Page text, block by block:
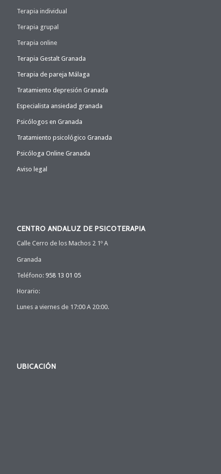
Terapia individual
Terapia grupal
Terapia online
Terapia Gestalt Granada
Terapia de pareja Málaga
Tratamiento depresión Granada
Especialista ansiedad granada
Psicólogos en Granada
Tratamiento psicológico Granada
Psicóloga Online Granada
Aviso legal
CENTRO ANDALUZ DE PSICOTERAPIA
Calle Cerro de los Machos 2 1º A
Granada
Teléfono: 958 13 01 05
Horario:
Lunes a viernes de 17:00 A 20:00.
UBICACIÓN